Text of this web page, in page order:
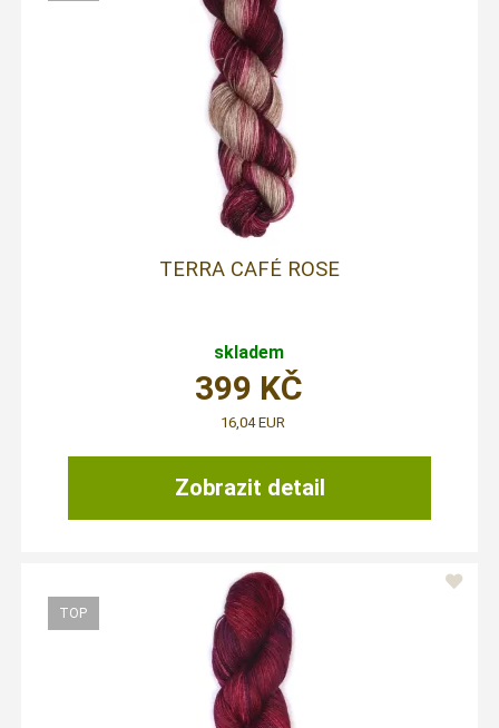
TERRA CAFÉ ROSE
skladem
Zobrazit detail
399 KČ
16,04 EUR